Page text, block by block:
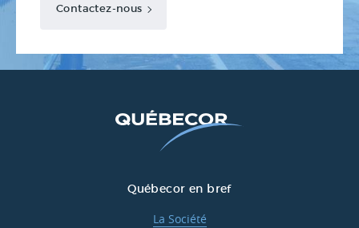
Contactez-nous
Québecor en bref
La Société